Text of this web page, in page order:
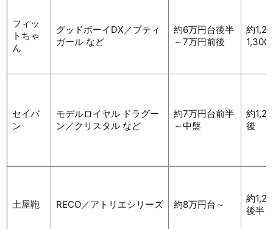
フィッ
トちゃ
ん
グッドボーイDX／プティ
ガール など
約6万円台後半
～7万円前後
約
セイバ
ン
モデルロイヤル ドラグー
ン／クリスタル など
約7万円台前半
～中盤
約
後
土屋鞄 RECO／アトリエシリーズ 約8万円台～
約
後半